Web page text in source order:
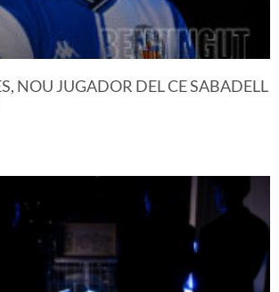
NOU JUGADOR DEL CE SABADELL